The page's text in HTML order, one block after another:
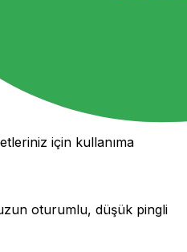
için kullanıma
oturumlu, düşük pingli